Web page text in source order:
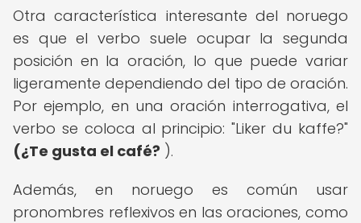
Otra característica interesante del noruego
es que el verbo suele ocupar la segunda
posición en la oración, lo que puede variar
ligeramente dependiendo del tipo de oración.
Por ejemplo, en una oración interrogativa, el
verbo se coloca al principio: "Liker du kaffe?"
(¿Te gusta el café? ).
Además, en noruego es común usar
pronombres reflexivos en las oraciones, como